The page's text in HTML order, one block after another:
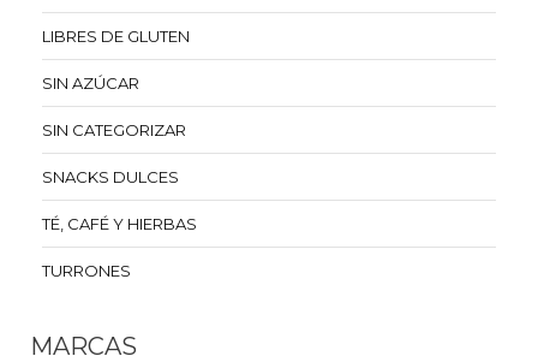
LIBRES DE GLUTEN
SIN AZÚCAR
SIN CATEGORIZAR
SNACKS DULCES
TÉ, CAFÉ Y HIERBAS
TURRONES
MARCAS